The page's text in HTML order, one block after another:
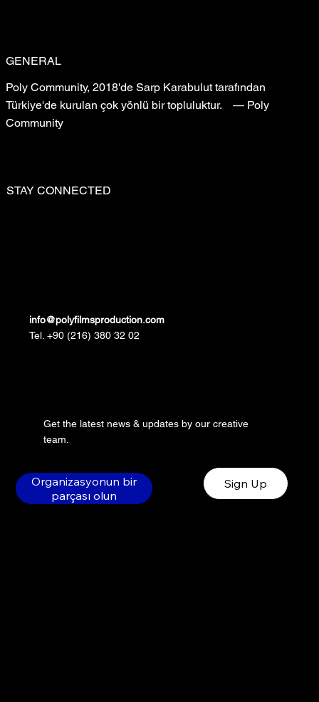
GENERAL
Poly Community, 2018'de Sarp Karabulut tarafından
Türkiye'de kurulan çok yönlü bir topluluktur. — Poly
Community
STAY CONNECTED
Get the latest news & updates by our creative
team.
Organizasyonun bir
parçası olun
Sign Up
info@polyfilmsproduction.com
Tel. +90 (216) 380 32 02